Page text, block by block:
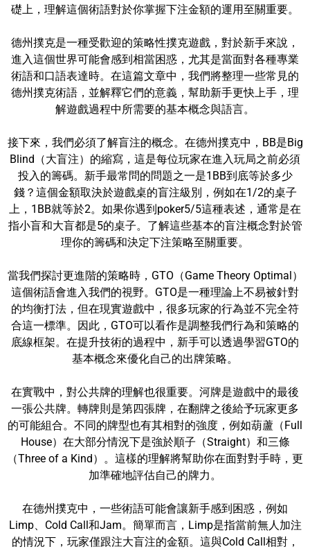
礎上，理解這個術語對於你掌握下注金額的運用至關重要。
德州撲克是一種受歡迎的策略性撲克遊戲，對於新手來說，
進入這個世界可能會感到相當困惑，尤其是當面對各種專業
術語和口語表達時。在這篇文章中，我們將整理一些常見的
德州撲克術語，並解釋它們的意義，幫助新手更快上手，理
解遊戲過程中所需要的基本概念與語言。
接下來，我們必須了解盲注的概念。在德州撲克中，BB是Big
Blind（大盲注）的縮寫，這是每位玩家在進入玩局之前必須
投入的籌碼。新手最常問的問題之一是1BB到底等於多少
錢？這個金額取決於遊戲桌的盲注級別，例如在1/2的桌子
上，1BB就等於2。如果你遇到poker5/5這種表述，通常是在
指小盲和大盲都是5的桌子。了解這些基本的盲注概念對於管
理你的籌碼和決定下注策略至關重要。
當我們探討更進階的策略時，GTO（Game Theory Optimal）
這個術語會進入我們的視野。GTO是一種理論上不易被針對
的均衡打法，但在現實遊戲中，很多玩家的行為並不完全符
合這一標準。因此，GTO可以看作是調整我們行為和策略的
底線框架。在提升技術的過程中，新手可以透過學習GTO的
基本概念來優化自己的出牌策略。
在實戰中，對公共牌的理解也很重要。河牌是遊戲中的最後
一張公共牌。轉牌則是第四張牌，在翻牌之後給予玩家更多
的可能組合。不同的牌型也有其相對的強度，例如葫蘆（Full
House）在大部分情況下是強於順子（Straight）和三條
（Three of a Kind）。這樣的理解將幫助你在面對對手時，更
加準確地評估自己的牌力。
在德州撲克中，一些術語可能會讓新手感到困惑，例如
Limp、Cold Call和Jam。簡單而言，Limp是指當前無人加注
的情況下，玩家僅跟注大盲注的金額。這與Cold Call相對，